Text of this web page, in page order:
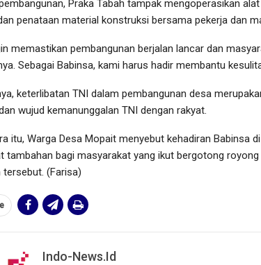
Praka Tabah tampak mengoperasikan
penataan material konstruksi bersama pekerja dan
memastikan pembangunan berjalan lancar dan
Sebagai Babinsa, kami harus hadir membantu
keterlibatan TNI dalam pembangunan desa
wujud kemanunggalan TNI dengan rakyat.
itu, Warga Desa Mopait menyebut kehadiran Babinsa
tambahan bagi masyarakat yang ikut bergotong
tersebut. (Farisa)
Indo-News.id